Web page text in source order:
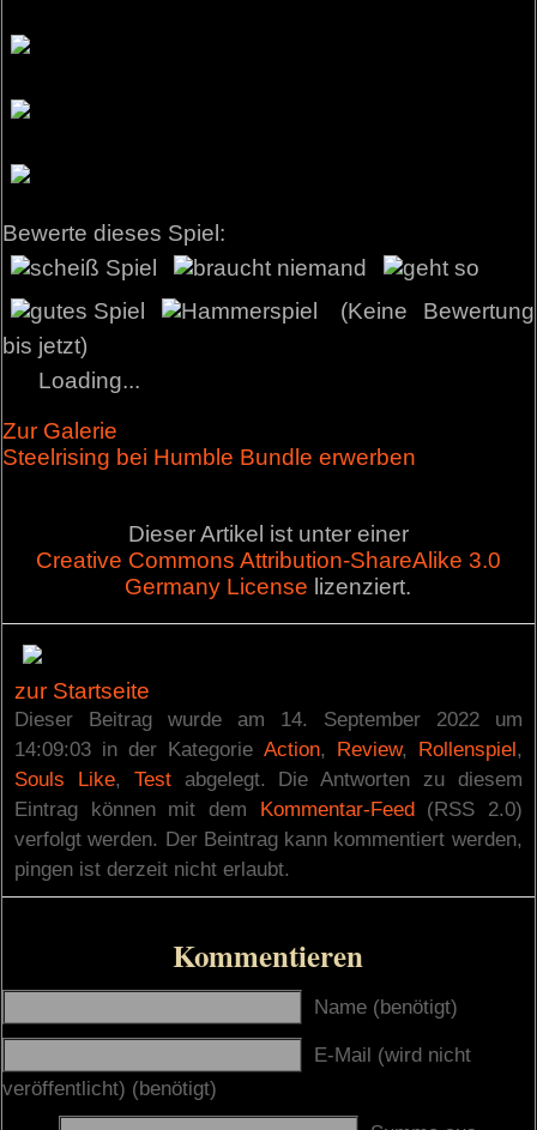
Bewerte dieses Spiel:
(Keine Bewertung
bis jetzt)
Loading...
Zur Galerie
Steelrising bei Humble Bundle erwerben
Dieser Artikel ist unter einer
Creative Commons Attribution-ShareAlike 3.0
Germany License lizenziert.
zur Startseite
Dieser Beitrag wurde am 14. September 2022 um
14:09:03 in der Kategorie Action, Review, Rollenspiel,
Souls Like, Testabgelegt. Die Antworten zu diesem
Eintrag können mit dem Kommentar-Feed(RSS 2.0)
verfolgt werden. Der Beintrag kann kommentiert werden,
pingen ist derzeit nicht erlaubt.
Kommentieren
Name (benötigt)
E-Mail (wird nicht
veröffentlicht) (benötigt)